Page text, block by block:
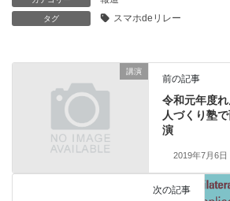
タグ スマホdeリレー
講演
前の記事
令和元年度
人づくり塾
演
2019年7月6日
次の記事